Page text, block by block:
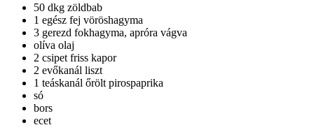
50 dkg zöldbab
1 egész fej vöröshagyma
3 gerezd fokhagyma, apróra vágva
olíva olaj
2 csipet friss kapor
2 evőkanál liszt
1 teáskanál őrölt pirospaprika
só
bors
ecet